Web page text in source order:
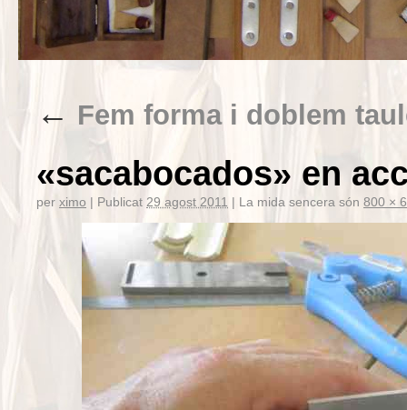
← Fem forma i doblem
«sacabocados» en
per ximo | Publicat 29 agost 2011 | La mida sencera són 800 ×